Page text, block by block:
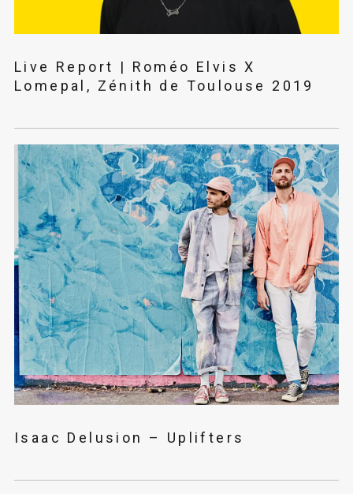
Live Report | Roméo Elvis X
Lomepal, Zénith de Toulouse 2019
Isaac Delusion – Uplifters